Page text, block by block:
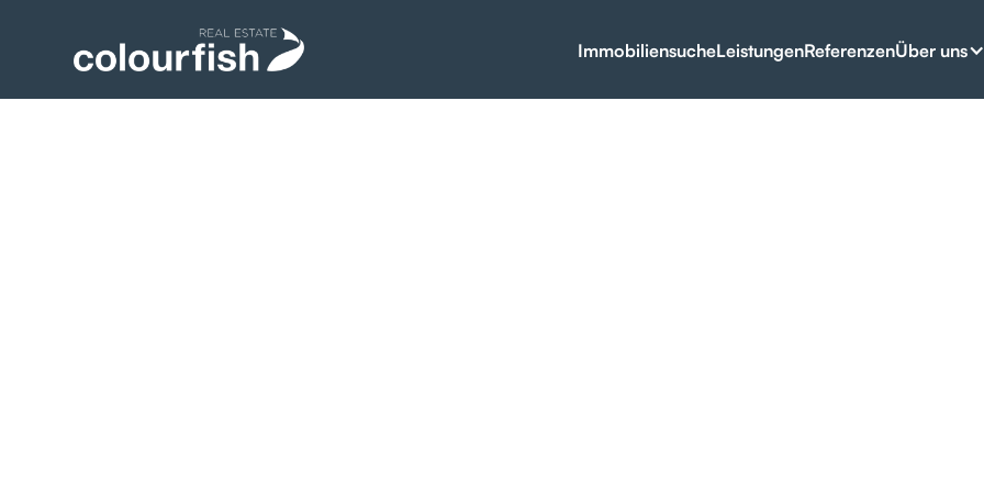
ImmobiliensucheLeistungenReferenzenÜber uns
Unsere Philosophie.